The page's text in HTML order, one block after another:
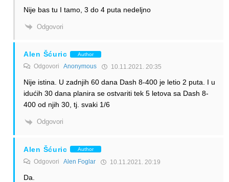
Nije bas tu I tamo, 3 do 4 puta nedeljno
Odgovori
Alen Šćuric Author
Odgovori Anonymous 10.11.2021. 20:35
Nije istina. U zadnjih 60 dana Dash 8-400 je letio 2 puta. I u
idućih 30 dana planira se ostvariti tek 5 letova sa Dash 8-
400 od njih 30, tj. svaki 1/6
Odgovori
Alen Šćuric Author
Odgovori Alen Foglar 10.11.2021. 20:19
Da.